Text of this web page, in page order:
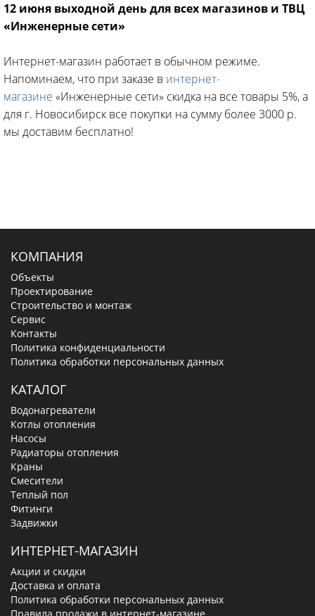
12 июня выходной день для всех магазинов и ТВЦ
«Инженерные сети»
Интернет-магазин работает в обычном режиме.
Напоминаем, что при заказе в интернет-
магазине «Инженерные сети» скидка на все товары 5%, а
для г. Новосибирск все покупки на сумму более 3000 р.
мы доставим бесплатно!
КОМПАНИЯ
Объекты
Проектирование
Строительство и монтаж
Сервис
Контакты
Политика конфиденциальности
Политика обработки персональных данных
КАТАЛОГ
Водонагреватели
Котлы отопления
Насосы
Радиаторы отопления
Краны
Смесители
Теплый пол
Фитинги
Задвижки
ИНТЕРНЕТ-МАГАЗИН
Акции и скидки
Доставка и оплата
Политика обработки персональных данных